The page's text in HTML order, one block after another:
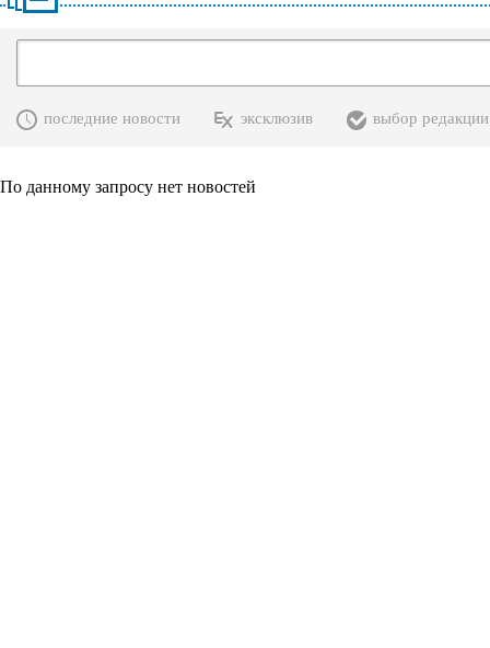
последние новости эксклюзив выбор редакции
По данному запросу нет новостей